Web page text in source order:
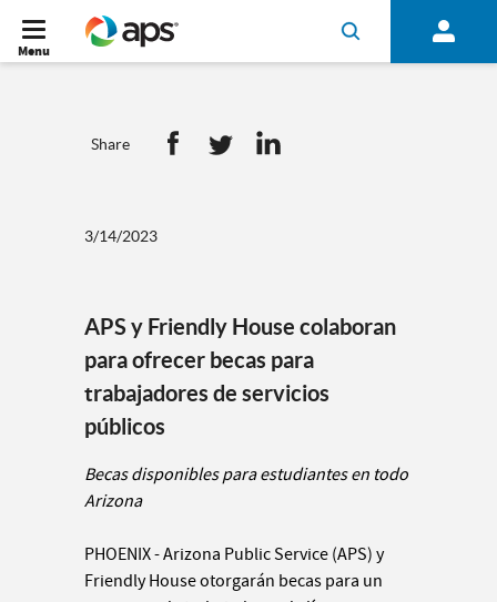
Menu
3/14/2023
Share
APS y Friendly House colaboran
para ofrecer becas para
trabajadores de servicios
públicos
Becas disponibles para estudiantes en todo
Arizona
PHOENIX - Arizona Public Service (APS) y
Friendly House otorgarán becas para un